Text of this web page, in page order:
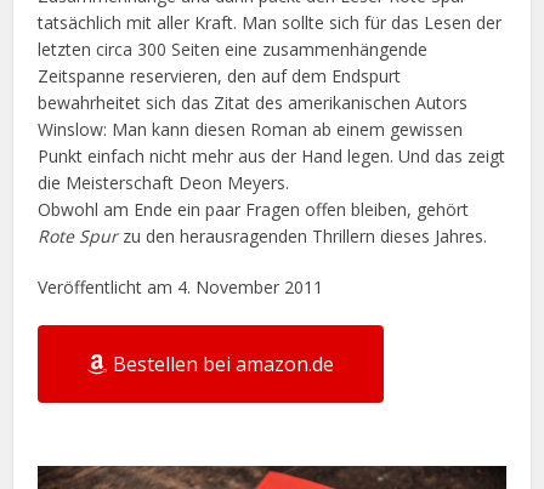
tatsächlich mit aller Kraft. Man sollte sich für das Lesen der
letzten circa 300 Seiten eine zusammenhängende
Zeitspanne reservieren, den auf dem Endspurt
bewahrheitet sich das Zitat des amerikanischen Autors
Winslow: Man kann diesen Roman ab einem gewissen
Punkt einfach nicht mehr aus der Hand legen. Und das zeigt
die Meisterschaft Deon Meyers.
Obwohl am Ende ein paar Fragen offen bleiben, gehört
Rote Spurzu den herausragenden Thrillern dieses Jahres.
Veröffentlicht am 4. November 2011
Bestellen bei amazon.de